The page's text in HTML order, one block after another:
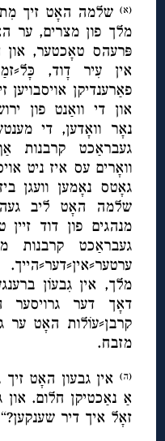
(א) שלמה האָט זיך
מלך פון מצרים, ער
פּרעהס טאָכטער, און
אין עִיר דָוד,
פאַרענדיקן אויסבויען
און די וואַנט פון
נאָר וואָדען, די
געבראַכט קרבנות
וואָרים עס איז ניט
גאָטס נאָמען וועגן
שלמה האָט ליב
מנהגים פון דוד
געבראַכט קרבנות
ערטער⸗אין⸗דער⸗הייך.
מלך, אין גִבעוֹן
דאָך דער גרויסער
קרבן⸗עוֹלות האָט
מזבח.
(ה) אין גבעון האָט
אַ נאַכטיקן חלום.
זאָל איך דיר